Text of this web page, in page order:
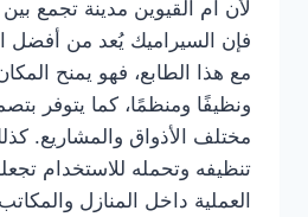
لأن ام القيوين مدينة تجمع بين
فإن السيراميك يُعد من أفضل
مع هذا الطابع، فهو يمنح
ونظيفًا ومنظمًا، كما يتوفر
مختلف الأذواق والمشاريع.
تنظيفه وتحمله للاستخدام
العملية داخل المنازل